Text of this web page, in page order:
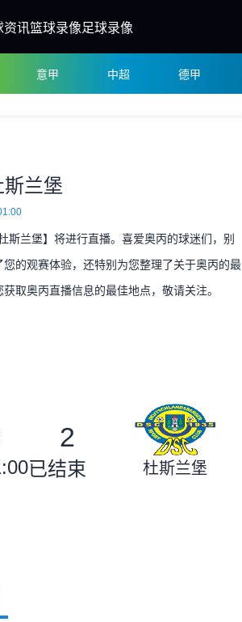
资讯篮球录像足球录像
意甲 中超 德甲
兰堡
兰堡】将进行直播。喜爱奥丙的球迷们，别
的观赛体验，还特别为您整理了关于奥丙的最
取奥丙直播信息的最佳地点，敬请关注。
2
已结束 杜斯兰堡